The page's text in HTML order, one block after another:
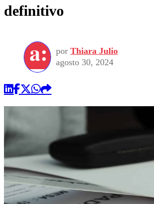
definitivo
por Thiara Julio
agosto 30, 2024